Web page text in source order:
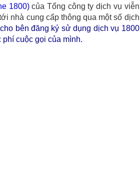
1800)của Tổng công ty dịch vụ viễn
nhà cung cấp thông qua một số dịch
bên đăng ký sử dụng dịch vụ 1800
cuộc gọi của mình.